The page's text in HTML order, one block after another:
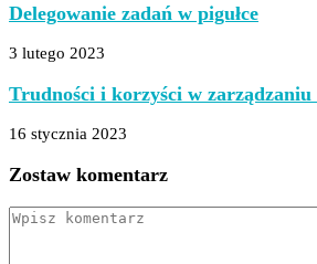
Delegowanie zadań w pigułce
3 lutego 2023
Trudności i korzyści w
16 stycznia 2023
Zostaw komentarz